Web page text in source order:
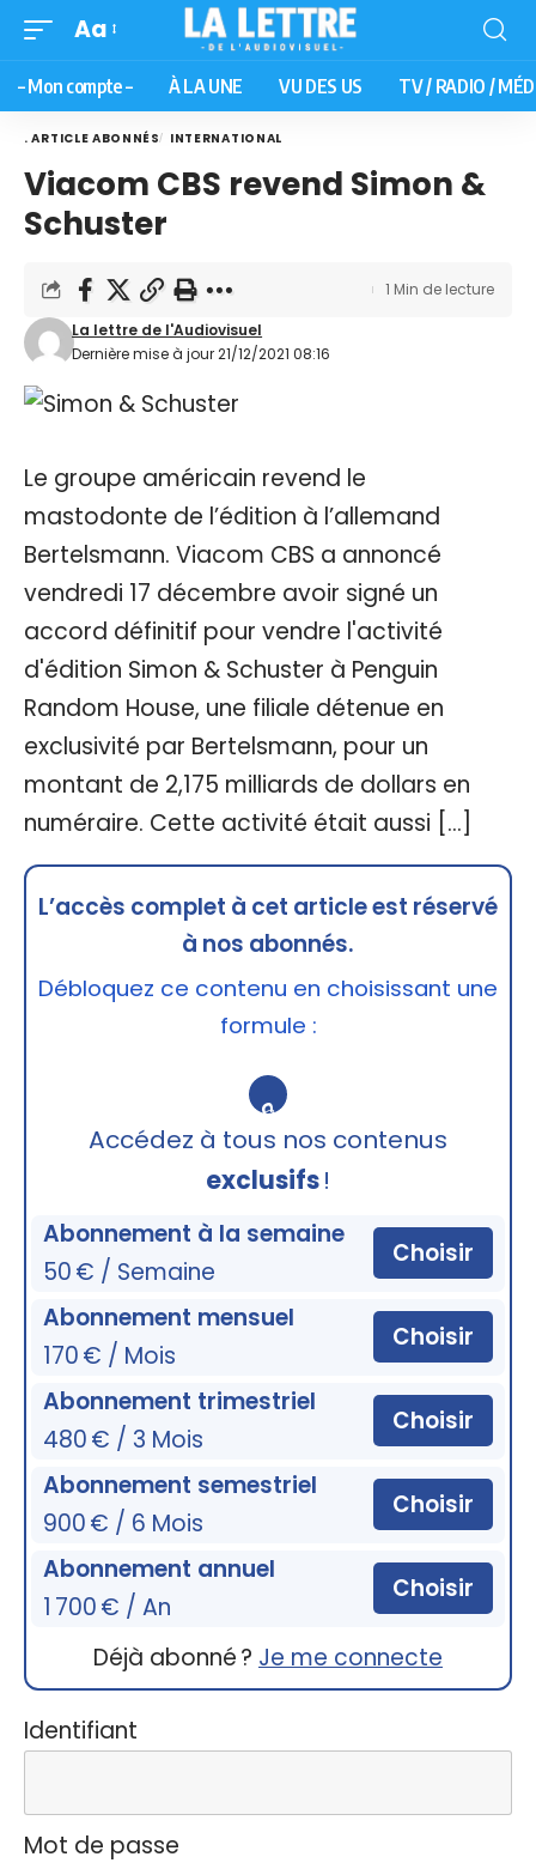
Aa
– Mon compte – À LA UNE VU DES US TV / RADIO /
. ARTICLE ABONNÉS INTERNATIONAL
Viacom CBS revend Simon &
Schuster
Dernière mise à jour 21/12/2021 08:16
La lettre de l'Audiovisuel
1 Min de lecture
Le groupe américain revend le
mastodonte de l’édition à l’allemand
Bertelsmann. Viacom CBS a annoncé
vendredi 17 décembre avoir signé un
accord définitif pour vendre l'activité
d'édition Simon & Schuster à Penguin
Random House, une filiale détenue en
exclusivité par Bertelsmann, pour un
montant de 2,175 milliards de dollars en
numéraire. Cette activité était aussi […]
L’accès complet à cet article est réservé
à nos abonnés.
Débloquez ce contenu en choisissant une
formule :
🔒
Accédez à tous nos contenus
exclusifs!
Abonnement à la semaine
50 € / Semaine
Choisir
Abonnement mensuel
170 € / Mois
Choisir
Abonnement trimestriel
480 € / 3 Mois
Choisir
Abonnement semestriel
900 € / 6 Mois
Choisir
Abonnement annuel
1 700 € / An
Choisir
Déjà abonné ? Je me connecte
Identifiant
Mot de passe